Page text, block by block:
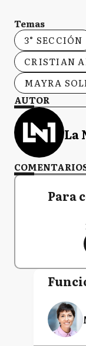
Temas
3° SECCIÓN
CRISTIAN
MAYRA
AUTOR
La
Para